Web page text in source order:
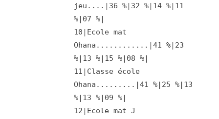
jeu....|36 %|32 %|14 %|11
%|07 %|
10|Ecole mat
Ohana............|41 %|23
%|13 %|15 %|08 %|
11|Classe école
Ohana.........|41 %|25 %|13
%|13 %|09 %|
12|Ecole mat J